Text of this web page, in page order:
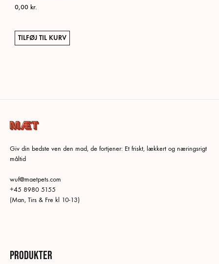
0,00 kr.
TILFØJ TIL KURV
Giv din bedste ven den mad, de fortjener: Et friskt, lækkert og næringsrigt
måltid
wuf@maetpets.com
+45 8980 5155
(Man, Tirs & Fre kl 10-13)
Produkter